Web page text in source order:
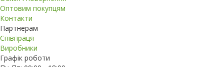
Оптовим покупцям
Контакти
Партнерам
Співпраця
Виробники
Графік роботи